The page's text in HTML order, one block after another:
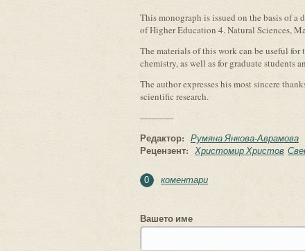
This monograph is issued on the basis of
of Higher Education 4. Natural Sciences,
The materials of this work can be useful for
chemistry, as well as for graduate students
The author expresses his most sincere
scientific research.
------------
Редактор: Румяна Янкова-Аврамова
Рецензент: Христомир Христов
0 коментари
Вашето име